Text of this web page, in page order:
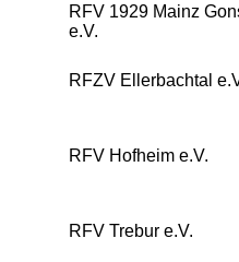
RFV 1929 Mainz
e.V.
RFZV Ellerbachtal
RFV Hofheim e.V.
RFV Trebur e.V.